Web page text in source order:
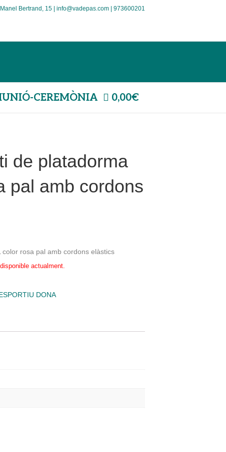
Bertrand, 15 | info@vadepas.com | 973600201
CEREMÒNIA 0,00€
de platadorma
pal amb cordons
rosa pal amb cordons elàstics
actualment.
DONA